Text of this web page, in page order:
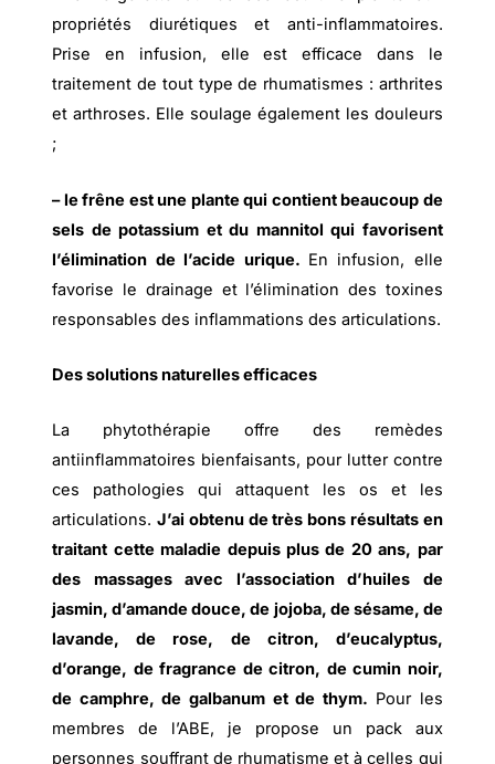
propriétés diurétiques et anti-inflammatoires.
Prise en infusion, elle est efficace dans le
traitement de tout type de rhumatismes : arthrites
et arthroses. Elle soulage également les douleurs
;
– le frêne est une plante qui contient beaucoup de
sels de potassium et du mannitol qui favorisent
l’élimination de l’acide urique. En infusion, elle
favorise le drainage et l’élimination des toxines
responsables des inflammations des articulations.
Des solutions naturelles efficaces
La phytothérapie offre des remèdes
antiinflammatoires bienfaisants, pour lutter contre
ces pathologies qui attaquent les os et les
articulations.J’ai obtenu de très bons résultats en
traitant cette maladie depuis plus de 20 ans, par
des massages avec l’association d’huiles de
jasmin, d’amande douce, de jojoba, de sésame, de
lavande, de rose, de citron, d’eucalyptus,
d’orange, de fragrance de citron, de cumin noir,
de camphre, de galbanum et de thym. Pour les
membres de l’ABE, je propose un pack aux
personnes souffrant de rhumatisme et à celles qui